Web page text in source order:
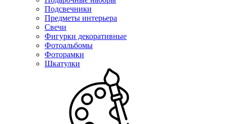
Подсвечники
Предметы интерьера
Свечи
Фигурки декоративные
Фотоальбомы
Фоторамки
Шкатулки